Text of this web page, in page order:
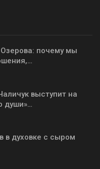
Озерова: почему мы
выступит на
души»…
в духовке с сыром